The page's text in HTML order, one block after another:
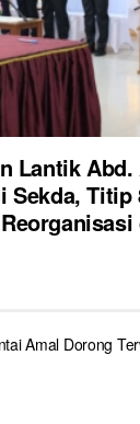
Lantik
Sekda, Titip
Amal Dorong